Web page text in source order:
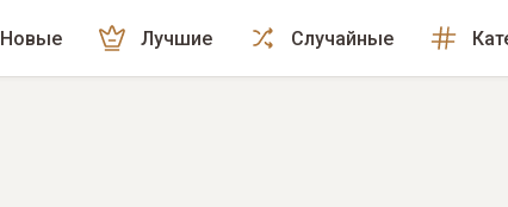
Новые Лучшие Случайные